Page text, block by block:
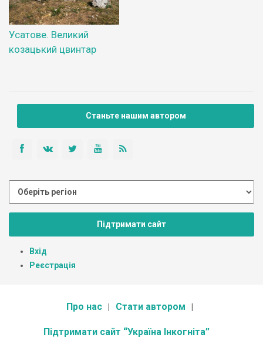
Усатове. Великий
козацький цвинтар
Станьте нашим автором
Підтримати сайт
Вхід
Реєстрація
Про нас Стати автором
Підтримати сайт “Україна Інкогніта”